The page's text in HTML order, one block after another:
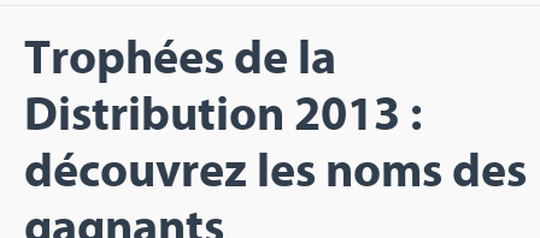
Inscription
Trophées de la
Distribution 2013 :
découvrez les noms des